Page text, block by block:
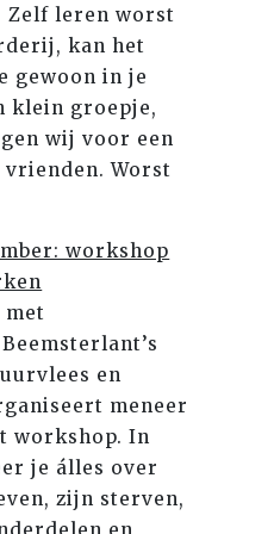
leren worst
kan het
gewoon in je
klein groepje,
wij voor een
vrienden. Worst
workshop
en
meneer
workshop. In
je álles over
zijn sterven,